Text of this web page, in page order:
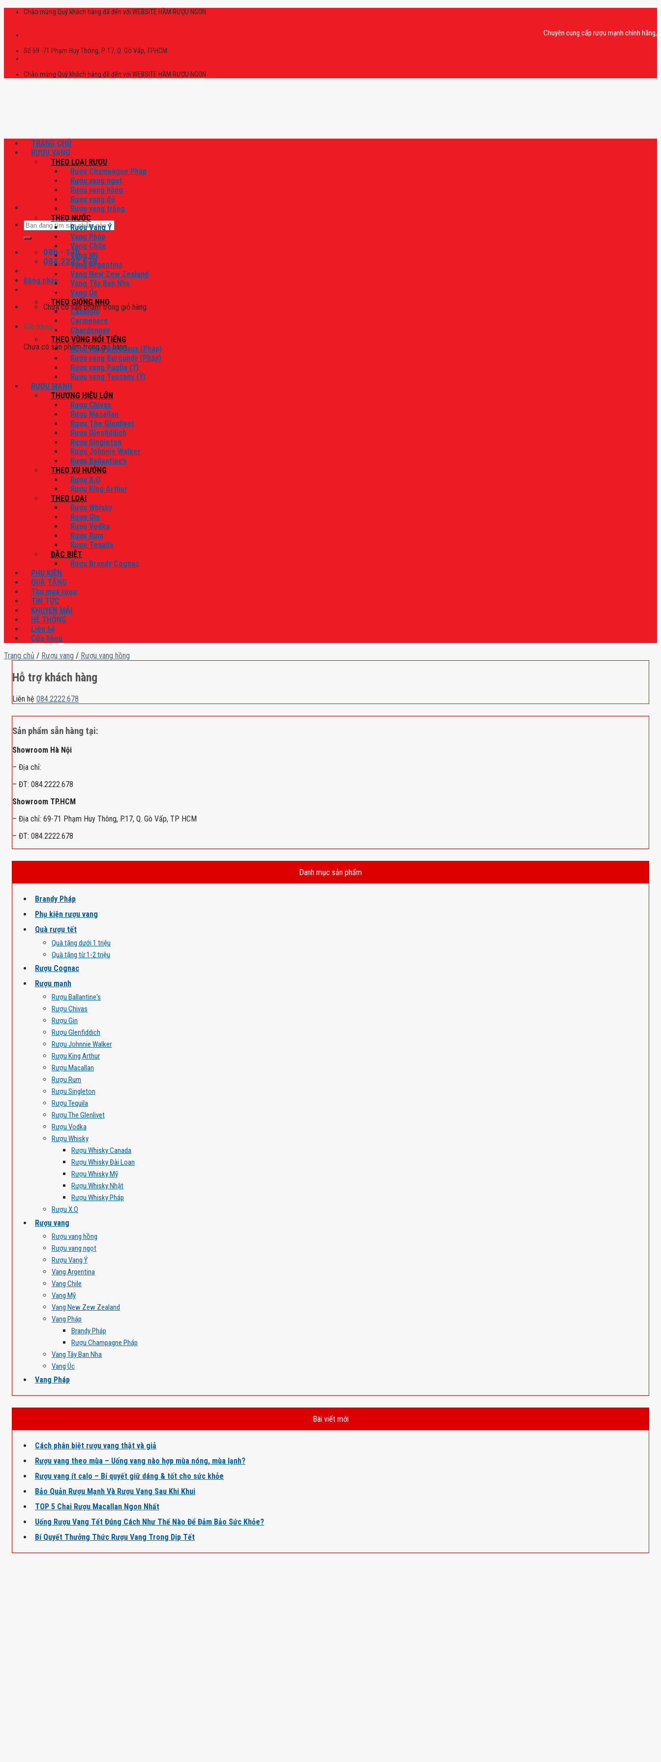
Skip
Chào mừng Quý khách hàng đã đến với WEBSITE HẦM RƯỢU NGON
Chuyên cung cấp rượu mạnh chính hãng, rượu
Số 69 -71 Phạm Huy Thông, P. 17, Q. Gò Vấp, TPHCM
Chào mừng Quý khách hàng đã đến với WEBSITE HẦM RƯỢU NGON
Tìm
kiếm:
08h - 17h
084.2222.678
Đăng nhập
Chưa có sản phẩm trong giỏ hàng.
Giỏ hàng
Chưa có sản phẩm trong giỏ hàng.
TRANG CHỦ
RƯỢU VANG
THEO LOẠI RƯỢU
Rượu Champagne Pháp
Rượu vang ngọt
Rượu vang hồng
Rượu vang đỏ
Rượu vang trắng
THEO NƯỚC
Rượu Vang Ý
Vang Pháp
Vang Chile
Vang Mỹ
Vang Argentina
Vang New Zew Zealand
Vang Tây Ban Nha
Vang Úc
THEO GIỐNG NHO
Canaiolo
Carmenere
Chardonnay
THEO VÙNG NỔI TIẾNG
Rượu vang Bordeaux (Pháp)
Rượu vang Burgundy (Pháp)
Rượu vang Puglia (Ý)
Rượu vang Tuscany (Ý)
RƯỢU MẠNH
THƯƠNG HIỆU LỚN
Rượu Chivas
Rượu Macallan
Rượu The Glenlivet
Rượu Glenfiddich
Rượu Singleton
Rượu Johnnie Walker
Rượu Ballantine’s
THEO XU HƯỚNG
Rượu X.O
Rượu King Arthur
THEO LOẠI
Rượu Whisky
Rượu Gin
Rượu Vodka
Rượu Rum
Rượu Tequila
ĐẶC BIỆT
Rượu Brandy Cognac
PHỤ KIỆN
QUÀ TẶNG
Thu mua rượu
TIN TỨC
KHUYẾN MÃI
HỆ THỐNG
Liên hệ
Cửa hàng
Trang chủ / Rượu vang / Rượu vang hồng
Hỗ trợ khách hàng
Liên hệ 084.2222.678
Sản phẩm sẵn hàng tại:
Showroom Hà Nội
– Địa chỉ:
– ĐT: 084.2222.678
Showroom TP.HCM
– Địa chỉ: 69-71 Phạm Huy Thông, P.17, Q. Gò Vấp, TP HCM
– ĐT: 084.2222.678
Danh mục sản phẩm
Brandy Pháp
Phụ kiện rượu vang
Quà rượu tết
Quà tặng dưới 1 triệu
Quà tặng từ 1-2 triệu
Rượu Cognac
Rượu mạnh
Rượu Ballantine's
Rượu Chivas
Rượu Gin
Rượu Glenfiddich
Rượu Johnnie Walker
Rượu King Arthur
Rượu Macallan
Rượu Rum
Rượu Singleton
Rượu Tequila
Rượu The Glenlivet
Rượu Vodka
Rượu Whisky
Rượu Whisky Canada
Rượu Whisky Đài Loan
Rượu Whisky Mỹ
Rượu Whisky Nhật
Rượu Whisky Pháp
Rượu X.O
Rượu vang
Rượu vang hồng
Rượu vang ngọt
Rượu Vang Ý
Vang Argentina
Vang Chile
Vang Mỹ
Vang New Zew Zealand
Vang Pháp
Brandy Pháp
Rượu Champagne Pháp
Vang Tây Ban Nha
Vang Úc
Vang Pháp
Bài viết mới
Cách phân biệt rượu vang thật và giả
Rượu vang theo mùa – Uống vang nào hợp mùa nóng, mùa lạnh?
Rượu vang ít calo – Bí quyết giữ dáng & tốt cho sức khỏe
Bảo Quản Rượu Mạnh Và Rượu Vang Sau Khi Khui
TOP 5 Chai Rượu Macallan Ngon Nhất
Uống Rượu Vang Tết Đúng Cách Như Thế Nào Để Đảm Bảo Sức Khỏe?
Bí Quyết Thưởng Thức Rượu Vang Trong Dịp Tết